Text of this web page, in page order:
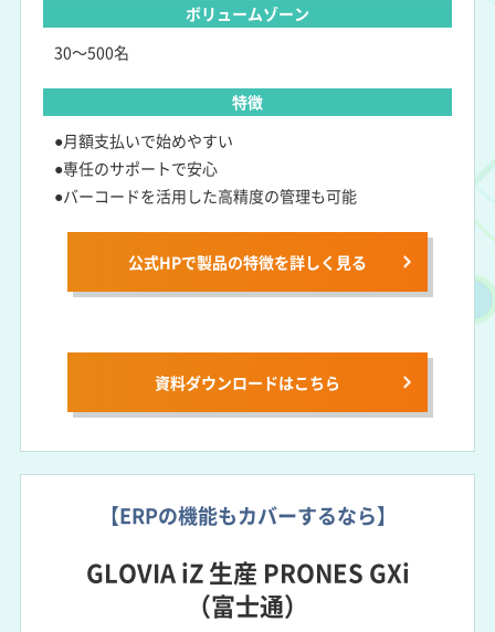
ボリュームゾーン
30～500名
特徴
●月額支払いで始めやすい
●専任のサポートで安心
●バーコードを活用した高精度の管理も可能
公式HPで製品の特徴を詳しく見る
資料ダウンロードはこちら
【ERPの機能もカバーするなら】
GLOVIA iZ 生産 PRONES GXi
（富士通）